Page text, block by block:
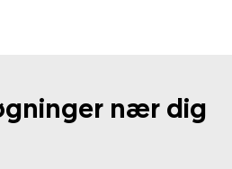
nær dig